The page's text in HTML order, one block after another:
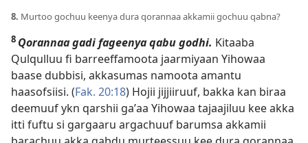
8. Murtoo gochuu keenya dura qorannaa akkamii gochuu qabna?
8 Qorannaa gadi fageenya qabu godhi. Kitaaba
Qulqulluu fi barreeffamoota jaarmiyaan Yihowaa
baase dubbisi, akkasumas namoota amantu
haasofsiisi. (Fak. 20:18) Hojii jijjiiruuf, bakka kan biraa
deemuuf ykn qarshii gaʼaa Yihowaa tajaajiluu kee akka
itti fuftu si gargaaru argachuuf barumsa akkamii